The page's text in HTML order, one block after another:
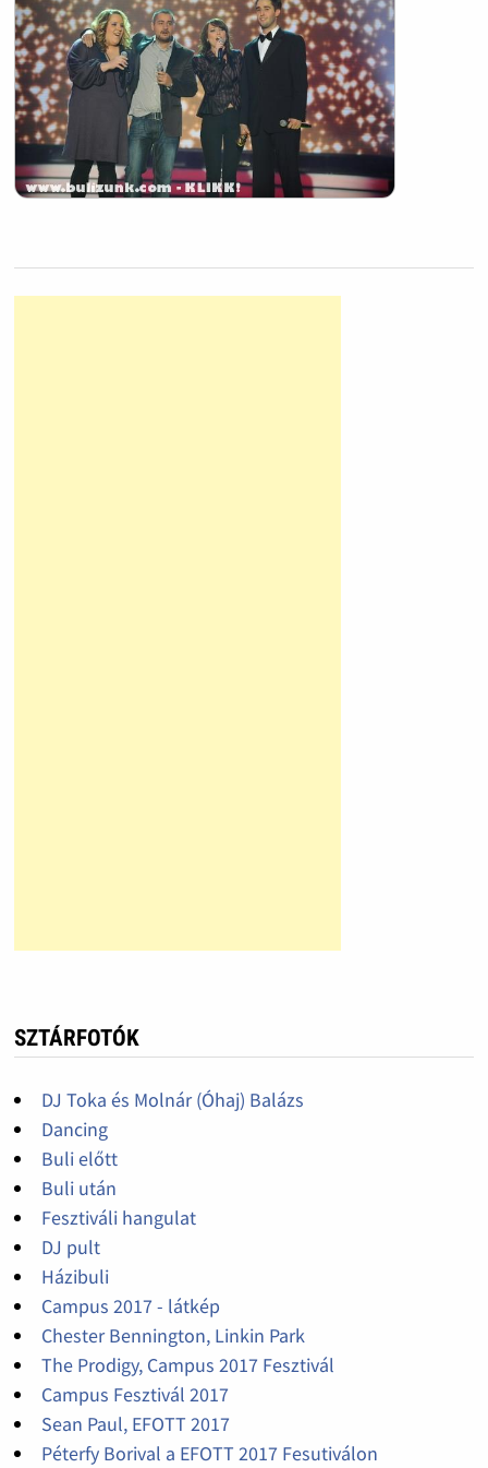
SZTÁRFOTÓK
DJ Toka és Molnár (Óhaj) Balázs
Dancing
Buli előtt
Buli után
Fesztiváli hangulat
DJ pult
Házibuli
Campus 2017 - látkép
Chester Bennington, Linkin Park
The Prodigy, Campus 2017 Fesztivál
Campus Fesztivál 2017
Sean Paul, EFOTT 2017
Péterfy Borival a EFOTT 2017 Fesutiválon